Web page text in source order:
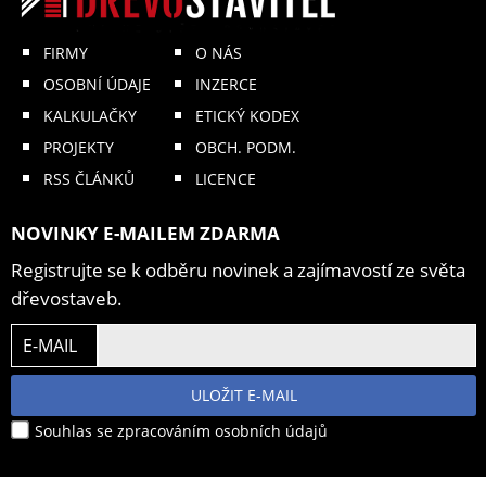
FIRMY
OSOBNÍ ÚDAJE
KALKULAČKY
PROJEKTY
RSS ČLÁNKŮ
O NÁS
INZERCE
ETICKÝ KODEX
OBCH. PODM.
LICENCE
NOVINKY E-MAILEM ZDARMA
Registrujte se k odběru novinek a zajímavostí ze světa
dřevostaveb.
E-MAIL
ULOŽIT E-MAIL
Souhlas se zpracováním osobních údajů